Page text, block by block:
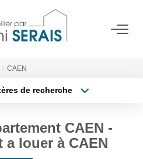
CAEN
de recherche
Surface min
CAEN -
a louer à CAEN